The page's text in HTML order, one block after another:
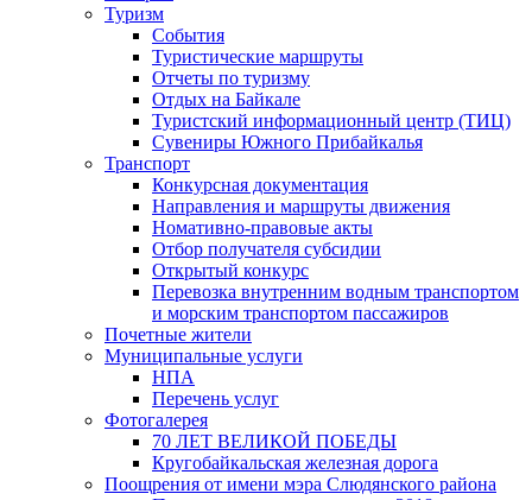
Туризм
События
Туристические маршруты
Отчеты по туризму
Отдых на Байкале
Туристский информационный центр (ТИЦ)
Сувениры Южного Прибайкалья
Транспорт
Конкурсная документация
Направления и маршруты движения
Номативно-правовые акты
Отбор получателя субсидии
Открытый конкурс
Перевозка внутренним водным транспортом
и морским транспортом пассажиров
Почетные жители
Муниципальные услуги
НПА
Перечень услуг
Фотогалерея
70 ЛЕТ ВЕЛИКОЙ ПОБЕДЫ
Кругобайкальская железная дорога
Поощрения от имени мэра Слюдянского района